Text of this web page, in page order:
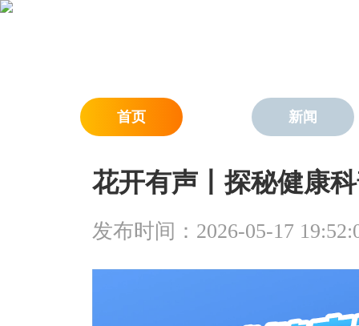
首页 新闻
花开有声丨探秘健康
发布时间：2026-05-17